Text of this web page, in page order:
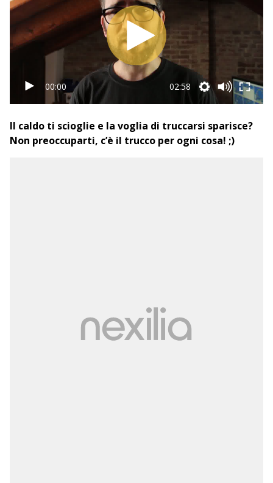
00:00 02:58
Il caldo ti scioglie e la voglia di truccarsi sparisce?
Non preoccuparti, c’è il trucco per ogni cosa! ;)